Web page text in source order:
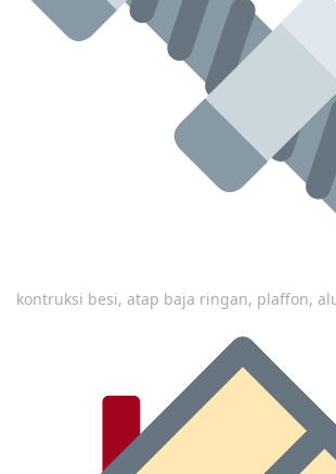
kontruksi besi, atap baja ringan, plaffon,